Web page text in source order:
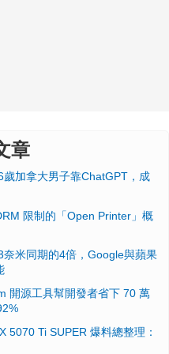
章
加拿大男子靠ChatGPT，成
限制的「Open Printer」概
米同期的4倍，Google與蘋果
開源工具幫開發者省下 70 萬
5070 Ti SUPER 爆料總整理：